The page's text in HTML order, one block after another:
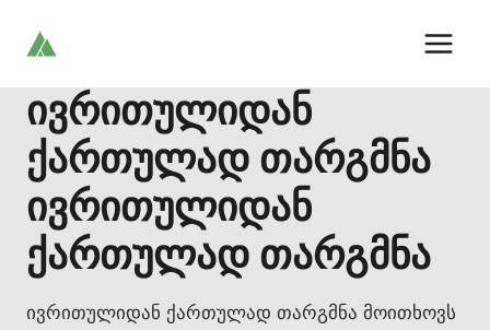
ივრითულიდან
ქართულად თარგმნა
ივრითულიდან
ქართულად თარგმნა
ივრითულიდან ქართულად თარგმნა მოითხოვს